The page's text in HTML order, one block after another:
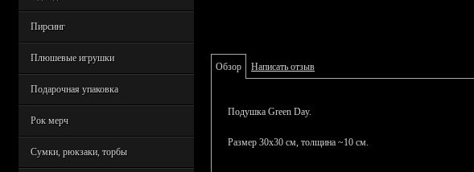
Пирсинг
Плюшевые игрушки
Подарочная упаковка
Рок мерч
Сумки, рюкзаки, торбы
Обзор Написать отзыв
Подушка Green Day.
Размер 30х30 см, толщина ~10 см.